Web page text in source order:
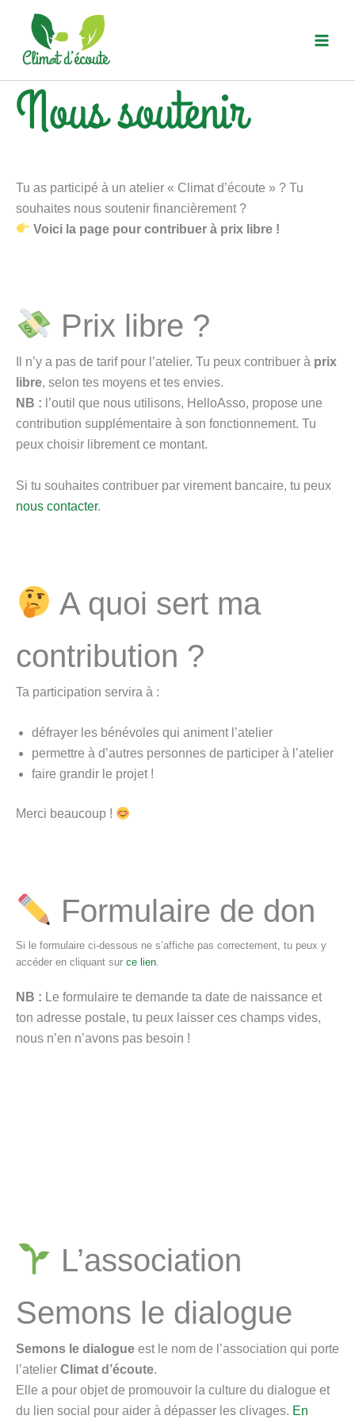
contenu
Nous soutenir
Tu as participé à un atelier « Climat d’écoute » ? Tu
souhaites nous soutenir financièrement ?
Voici la page pour contribuer à prix libre !
Prix libre ?
Il n’y a pas de tarif pour l’atelier. Tu peux contribuer à prix
libre, selon tes moyens et tes envies.
NB : l’outil que nous utilisons, HelloAsso, propose une
contribution supplémentaire à son fonctionnement. Tu
peux choisir librement ce montant.
Si tu souhaites contribuer par virement bancaire, tu peux
nous contacter.
A quoi sert ma
contribution ?
Ta participation servira à :
défrayer les bénévoles qui animent l’atelier
permettre à d’autres personnes de participer à l’atelier
faire grandir le projet !
Merci beaucoup !
Formulaire de don
Si le formulaire ci-dessous ne s’affiche pas correctement, tu peux y
accéder en cliquant sur ce lien
NB : Le formulaire te demande ta date de naissance et
ton adresse postale, tu peux laisser ces champs vides,
nous n’en n’avons pas besoin !
L’association
Semons le dialogue
Semons le dialogue est le nom de l’association qui porte
l’atelier Climat d’écoute.
Elle a pour objet de promouvoir la culture du dialogue et
du lien social pour aider à dépasser les clivages. En